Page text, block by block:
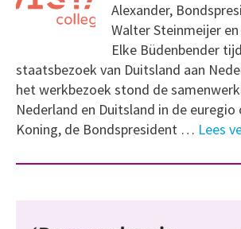
Alexander,
Walter Steinmeijer
Elke Büdenbender
staatsbezoek van Duitsland aan
het werkbezoek stond de
Nederland en Duitsland in de
Koning, de Bondspresident … Lees